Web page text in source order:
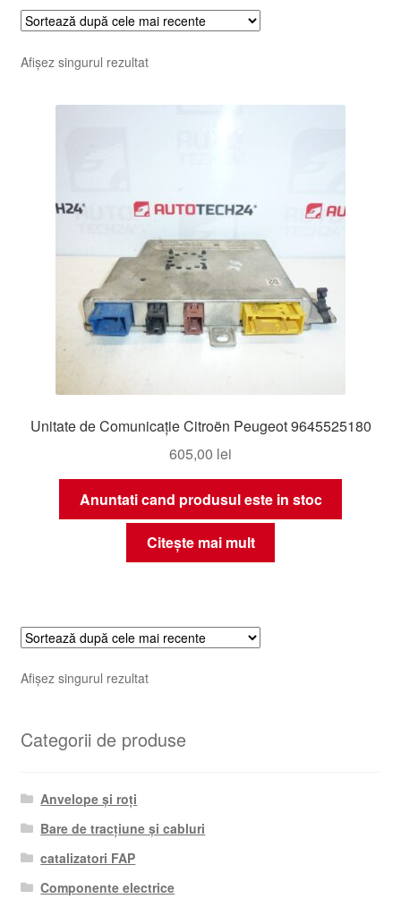
Termeni si conditii
Afișez singurul rezultat
Unitate de Comunicație Citroën Peugeot 9645525180
605,00 lei
Anuntati cand produsul este in stoc
Citește mai mult
Afișez singurul rezultat
Categorii de produse
Anvelope și roți
Bare de tracțiune și cabluri
catalizatori FAP
Componente electrice